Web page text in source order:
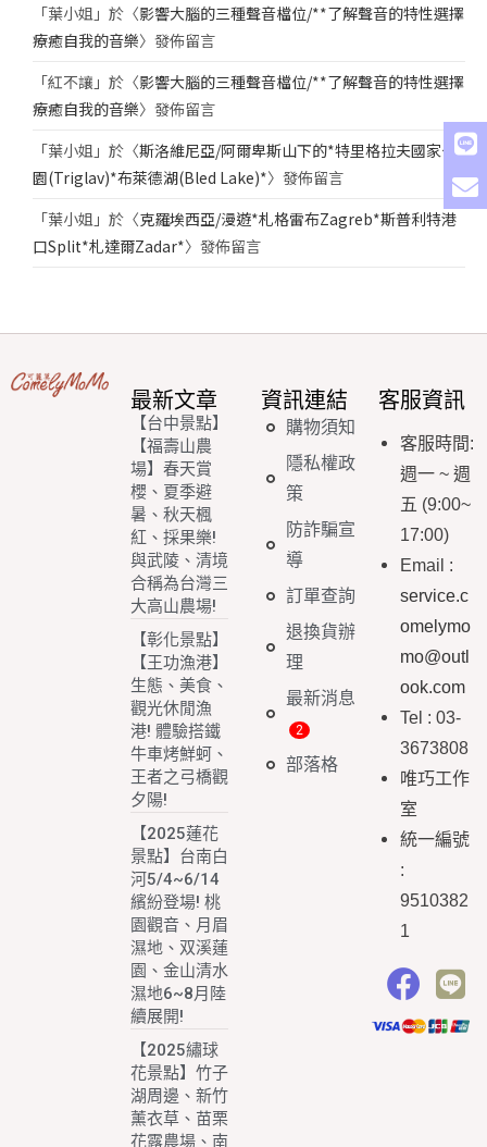
「葉小姐 」於〈影響大腦的三種聲音檔位/**了解聲音的特性選擇
療癒自我的音樂〉發佈留言
「紅不讓 」於〈影響大腦的三種聲音檔位/**了解聲音的特性選擇
療癒自我的音樂〉發佈留言
「葉小姐 」於〈斯洛維尼亞/阿爾卑斯山下的*特里格拉夫國家公
園(Triglav)*布萊德湖(Bled Lake)*〉發佈留言
「葉小姐 」於〈克羅埃西亞/漫遊*札格雷布Zagreb*斯普利特港
口Split*札達爾Zadar*〉發佈留言
最新文章
【台中景點】
【福壽山農
場】春天賞
櫻、夏季避
暑、秋天楓
紅、採果樂!
與武陵、清境
合稱為台灣三
大高山農場!
【彰化景點】
【王功漁港】
生態、美食、
觀光休閒漁
港! 體驗搭鐵
牛車烤鮮蚵、
王者之弓橋觀
夕陽!
【2025蓮花
景點】台南白
河5/4~6/14
繽紛登場! 桃
園觀音、月眉
濕地、双溪蓮
園、金山清水
濕地6~8月陸
續展開!
【2025繡球
花景點】竹子
湖周邊、新竹
薰衣草、苗栗
花露農場、南
資訊連結
購物須知
隱私權政
策
防詐騙宣
導
訂單查詢
退換貨辦
理
最新消息
部落格
客服資訊
客服時間:
週一 ~ 週
五 (9:00~
17:00)
Email :
service.c
omelymo
mo@outl
ook.com
Tel : 03-
3673808
唯巧工作
室
統一編號
:
9510382
1